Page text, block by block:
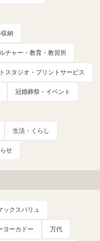
納
チャー・教育・教習所
スタジオ・プリントサービス
冠婚葬祭・イベント
生活・くらし
せ
ックスバリュ
ヨーカドー 万代